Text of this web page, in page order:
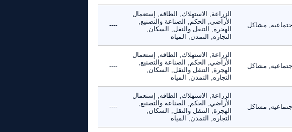
مشاكل
الزراعة, الاستهلاك, الطاقه, إستعمال
الأراضي, الحكم, الصناعة والتصنيع,
الهجرة, التنقل والنقل, السكان,
التجاره, التمدن, المياه
----
مشاكل
الزراعة, الاستهلاك, الطاقه, إستعمال
الأراضي, الحكم, الصناعة والتصنيع,
الهجرة, التنقل والنقل, السكان,
التجاره, التمدن, المياه
----
مشاكل
الزراعة, الاستهلاك, الطاقه, إستعمال
الأراضي, الحكم, الصناعة والتصنيع,
الهجرة, التنقل والنقل, السكان,
التجاره, التمدن, المياه
----